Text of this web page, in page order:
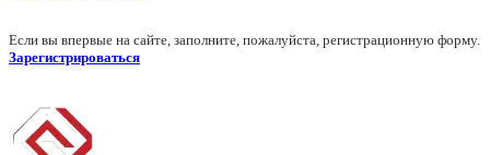
Если вы впервые на сайте, заполните, пожалуйста, регистрационную форму.
Зарегистрироваться